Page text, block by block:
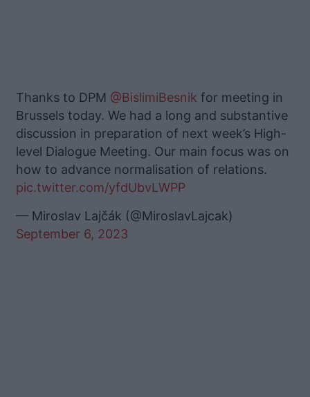
Thanks to DPM @BislimiBesnik for meeting in
Brussels today. We had a long and substantive
discussion in preparation of next week’s High-
level Dialogue Meeting. Our main focus was on
how to advance normalisation of relations.
pic.twitter.com/yfdUbvLWPP
— Miroslav Lajčák (@MiroslavLajcak)
September 6, 2023